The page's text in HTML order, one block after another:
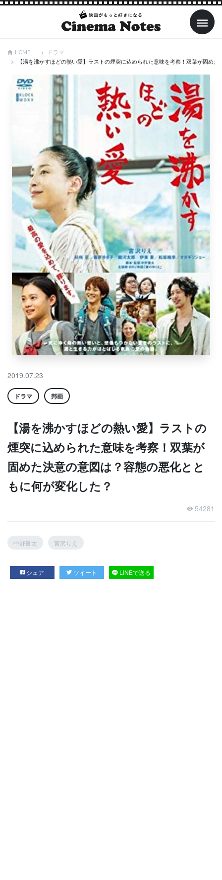
HOME
ドラマ
【湯を沸かすほどの熱い愛】ラストの煙突に込められた意味を考察！双葉が固め
2019.07.23
ドラマ 邦画
【湯を沸かすほどの熱い愛】ラストの
煙突に込められた意味を考察！双葉が
固めた決意の意図は？容態の悪化とと
もに何が変化した？
54281
中野量太 宮沢りえ
シェア ツイート LINEで送る